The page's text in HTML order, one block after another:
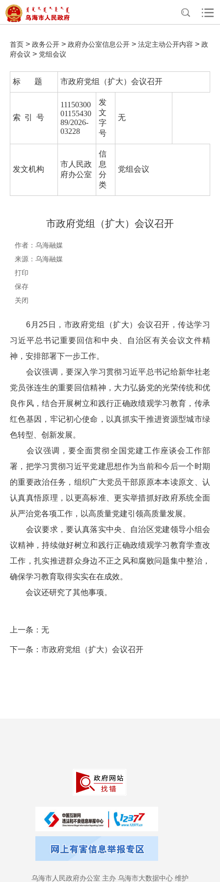
首页 > 政务公开 > 政府办公室信息公开 > 法定主动公开内容 > 政
府会议 > 党组会议
标 题 市政府党组（扩大）会议召开
索 引 号
11150300
01155430
89/2026-
03228
发
文
字
号
无
发文机构
市人民政
府办公室
信
息
分
类
党组会议
市政府党组（扩大）会议召开
作者：乌海融媒
来源：乌海融媒
打印
保存
关闭
6月25日，市政府党组（扩大）会议召开，传达学习
习近平总书记重要回信和中央、自治区有关会议文件精
神，安排部署下一步工作。
会议强调，要深入学习贯彻习近平总书记给新华社老
党员张连生的重要回信精神，大力弘扬党的光荣传统和优
良作风，结合开展树立和践行正确政绩观学习教育，传承
红色基因，牢记初心使命，以真抓实干推进资源型城市绿
色转型、创新发展。
会议强调，要全面贯彻全国党建工作座谈会工作部
署，把学习贯彻习近平党建思想作为当前和今后一个时期
的重要政治任务，组织广大党员干部原原本本读原文、认
认真真悟原理，以更高标准、更实举措抓好政府系统全面
从严治党各项工作，以高质量党建引领高质量发展。
会议要求，要认真落实中央、自治区党建领导小组会
议精神，持续做好树立和践行正确政绩观学习教育学查改
工作，扎实推进群众身边不正之风和腐败问题集中整治，
确保学习教育取得实实在在成效。
会议还研究了其他事项。
上一条： 无
下一条： 市政府党组（扩大）会议召开
乌海市人民政府办公室 主办 乌海市大数据中心 维护